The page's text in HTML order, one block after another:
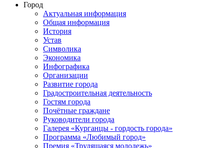
Город
Актуальная информация
Общая информация
История
Устав
Символика
Экономика
Инфографика
Организации
Развитие города
Градостроительная деятельность
Гостям города
Почётные граждане
Руководители города
Галерея «Курганцы - гордость города»
Программа «Любимый город»
Премия «Трудящаяся молодежь»